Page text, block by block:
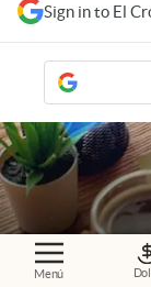
Menú
Sign in to El
Globant